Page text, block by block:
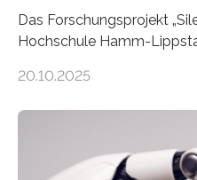
Das Forschungsprojekt
Hochschule Hamm-
auf Personen ab, die
Entwicklung der Sensorik
HSHL verantwortet die
20.10.2025